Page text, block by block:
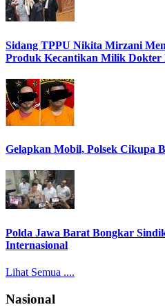
Sidang TPPU Nikita Mirzani
Produk Kecantikan Milik Dokter
Gelapkan Mobil, Polsek Cikupa
Polda Jawa Barat Bongkar
Internasional
Lihat Semua ....
Nasional